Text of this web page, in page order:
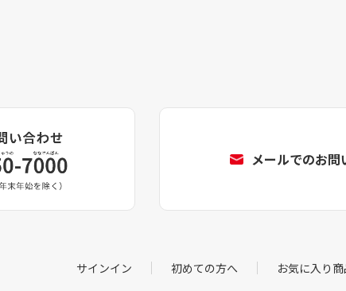
メールでのお問
サインイン 初めての方へ お気に入り商